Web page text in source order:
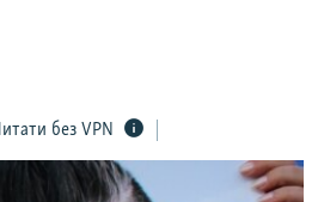
без VPN